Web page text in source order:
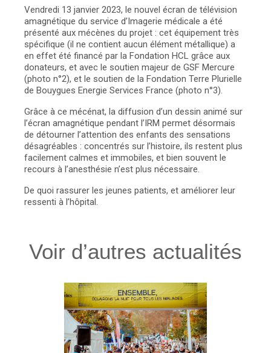
Vendredi 13 janvier 2023, le nouvel écran de télévision
amagnétique du service d’Imagerie médicale a été
présenté aux mécènes du projet : cet équipement très
spécifique (il ne contient aucun élément métallique) a
en effet été financé par la Fondation HCL grâce aux
donateurs, et avec le soutien majeur de GSF Mercure
(photo n°2), et le soutien de la Fondation Terre Plurielle
de Bouygues Energie Services France (photo n°3).
Grâce à ce mécénat, la diffusion d’un dessin animé sur
l’écran amagnétique pendant l’IRM permet désormais
de détourner l’attention des enfants des sensations
désagréables : concentrés sur l’histoire, ils restent plus
facilement calmes et immobiles, et bien souvent le
recours à l’anesthésie n’est plus nécessaire.
De quoi rassurer les jeunes patients, et améliorer leur
ressenti à l’hôpital.
Voir d’autres actualités